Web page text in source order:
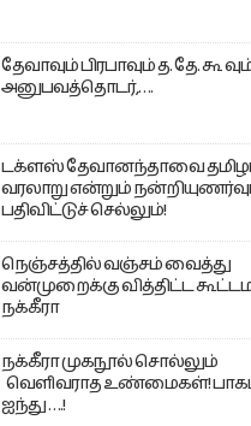
தேவாவும் பிரபாவும் த. தே. கூ
அனுபவத்தொடர்,….
டக்ளஸ் தேவானந்தாவை
வரலாறு என்றும்
பதிவிட்டுச் செல்லும்!
நெஞ்சத்தில் வஞ்சம் வைத்து
வன்முறைக்கு வித்திட்ட
நக்கீரா
நக்கீரா முகநூல் சொல்லும்
வெளிவராத உண்மைகள்!
ஐந்து ….!